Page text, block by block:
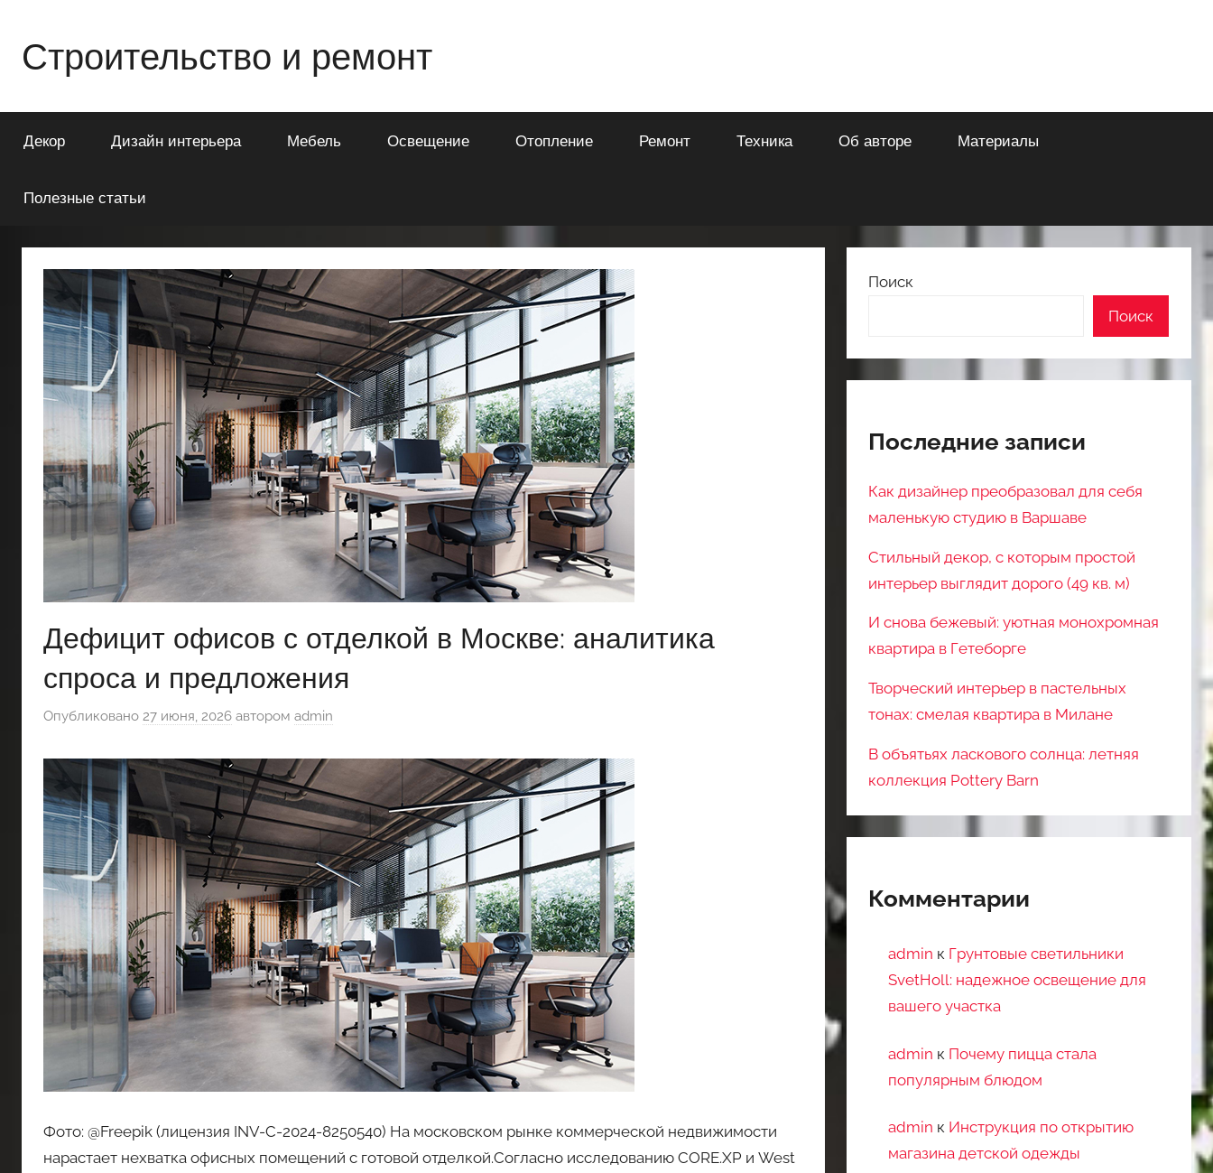
содержимому
Строительство и ремонт
о
строительстве
квартиры
Декор Дизайн интерьера Мебель Освещение Отопление Ремонт Техника Об авторе Материалы
Полезные статьи
Дефицит офисов с отделкой в Москве: аналитика
спроса и предложения
Опубликовано 27 июня, 2026 автором admin
Фото: @Freepik (лицензия INV-C-2024-8250540) На московском рынке коммерческой недвижимости
нарастает нехватка офисных помещений с готовой отделкой.Согласно исследованию CORE.XP и West
Поиск
Поиск
Последние записи
Как дизайнер преобразовал для себя
маленькую студию в Варшаве
Стильный декор, с которым простой
интерьер выглядит дорого (49 кв. м)
И снова бежевый: уютная монохромная
квартира в Гетеборге
Творческий интерьер в пастельных
тонах: смелая квартира в Милане
В объятьях ласкового солнца: летняя
коллекция Pottery Barn
Комментарии
admin к Грунтовые светильники
SvetHoll: надежное освещение для
вашего участка
admin к Почему пицца стала
популярным блюдом
admin к Инструкция по открытию
магазина детской одежды